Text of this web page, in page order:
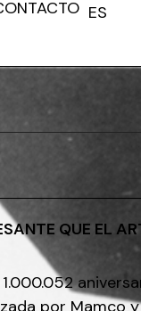
ES
FR
QUE EL
por Mamco y